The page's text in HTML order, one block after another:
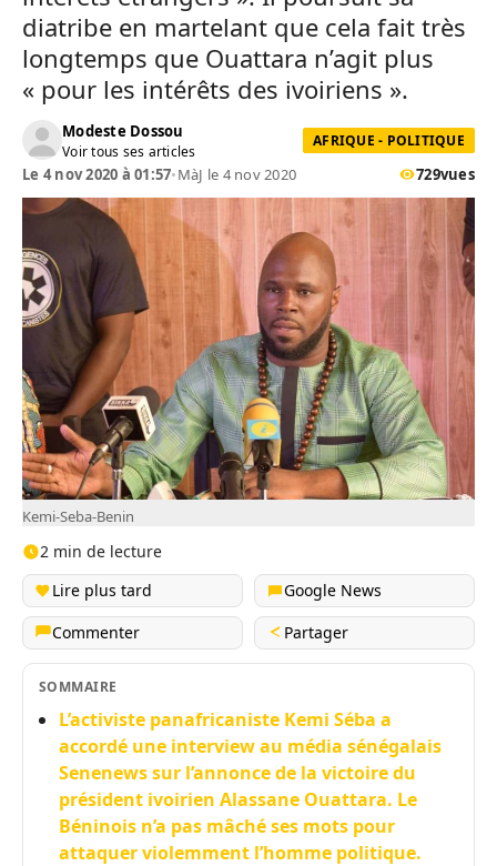
diatribe en martelant que cela fait très
longtemps que Ouattara n’agit plus
« pour les intérêts des ivoiriens ».
Modeste Dossou
Voir tous ses articles
AFRIQUE - POLITIQUE
Le 4 nov 2020 à 01:57•MàJ le 4 nov 2020 729vues
Kemi-Seba-Benin
2 min de lecture
Lire plus tard
Google News
Commenter
Partager
SOMMAIRE
L’activiste panafricaniste Kemi Séba a
accordé une interview au média sénégalais
Senenews sur l’annonce de la victoire du
président ivoirien Alassane Ouattara. Le
Béninois n’a pas mâché ses mots pour
attaquer violemment l’homme politique.